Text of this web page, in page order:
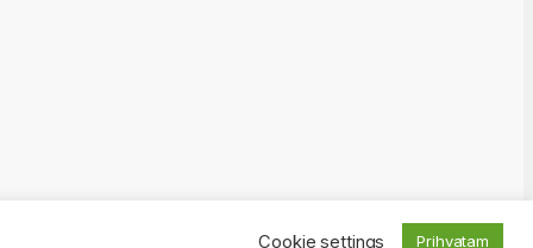
Cookie settings Prihvatam